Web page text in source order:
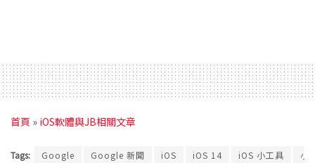
首頁 » iOS軟體與JB相關文章
Tags: Google Google 新聞 iOS iOS 14 iOS 小工具 小